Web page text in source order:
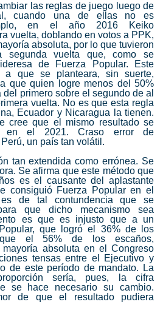
las reglas de juego luego de
cuando una de ellas no es
en el año 2016
Keiko
vuelta, doblando en votos a PPK,
absoluta, por lo que tuvieron
segunda vuelta que, como se
de Fuerza Popular. Este
a que se planteara, sin suerte,
que quien logre menos del 50%
primero sobre el segundo de al
vuelta. No es que esta regla
Ecuador y Nicaragua la tienen.
cree que el mismo resultado se
en el 2021. Craso error de
un país tan volátil.
tan extendida como errónea. Se
Se afirma que este método que
es el causante del aplastante
consiguió Fuerza Popularen el
de tal contundencia que se
que dicho mecanismo sea
es que es injusto que a un
que logró el 36% de los
el 56% de los escaños,
absoluta en el Congreso
tensas entre el Ejecutivo y
de este período de mandato. La
sería, pues, la cifra
se hace necesario su cambio.
de que el resultado pudiera